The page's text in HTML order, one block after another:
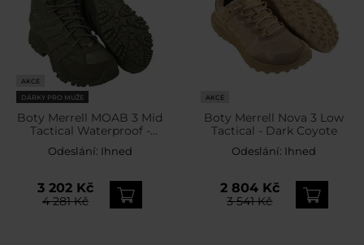
AKCE
DÁRKY PRO MUŽE
Boty Merrell MOAB 3 Mid
Tactical Waterproof -
Dark Olive
Odeslání: Ihned
3 202 Kč
4 281 Kč
AKCE
Boty Merrell Nova 3 Low
Tactical - Dark Coyote
Odeslání: Ihned
2 804 Kč
3 541 Kč